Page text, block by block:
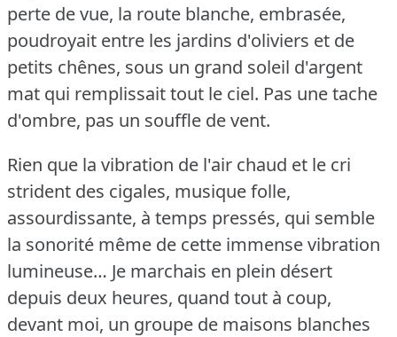
perte de vue, la route blanche, embrasée,
poudroyait entre les jardins d'oliviers et de
petits chênes, sous un grand soleil d'argent
mat qui remplissait tout le ciel. Pas une tache
d'ombre, pas un souffle de vent.
Rien que la vibration de l'air chaud et le cri
strident des cigales, musique folle,
assourdissante, à temps pressés, qui semble
la sonorité même de cette immense vibration
lumineuse… Je marchais en plein désert
depuis deux heures, quand tout à coup,
devant moi, un groupe de maisons blanches